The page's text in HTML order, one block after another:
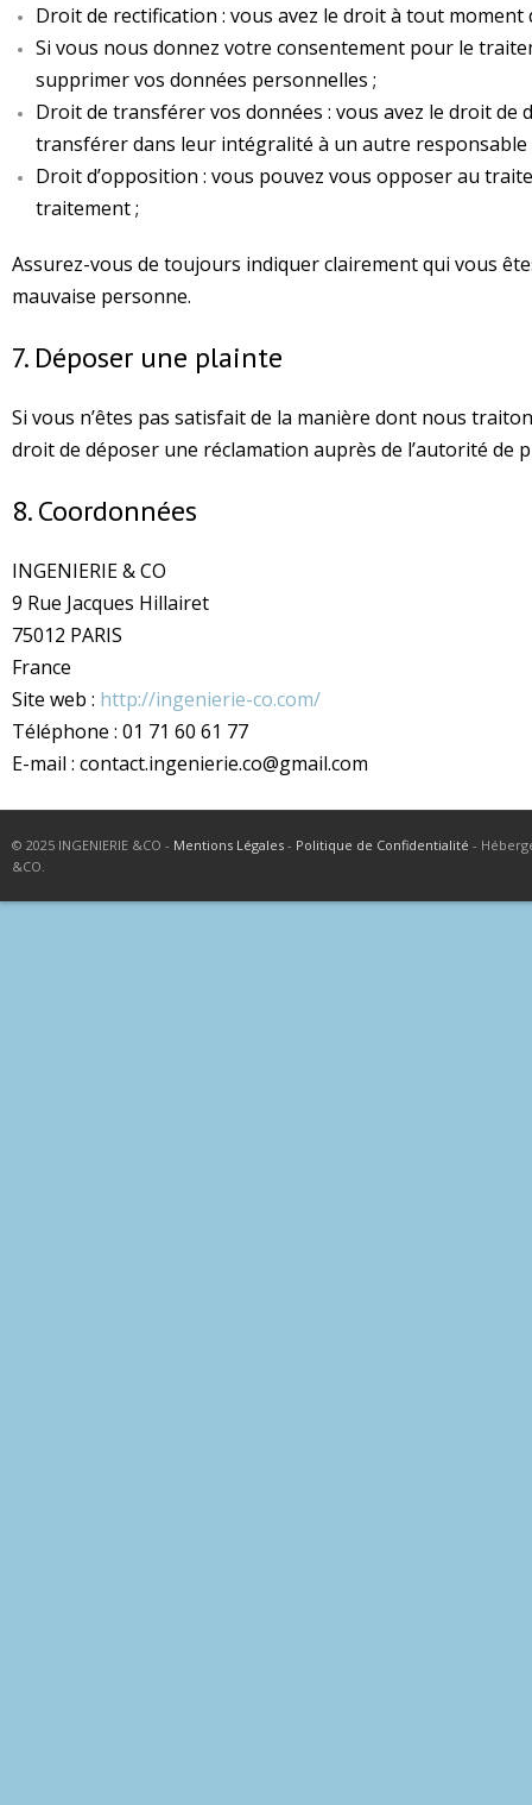
Droit de rectification : vous avez le droit à tout
Si vous nous donnez votre consentement pour le
supprimer vos données personnelles ;
Droit de transférer vos données : vous avez le droit
transférer dans leur intégralité à un autre
Droit d’opposition : vous pouvez vous opposer au
traitement ;
Assurez-vous de toujours indiquer clairement qui vous
mauvaise personne.
7. Déposer une plainte
Si vous n’êtes pas satisfait de la manière dont nous
droit de déposer une réclamation auprès de l’autorité de
8. Coordonnées
INGENIERIE & CO
9 Rue Jacques Hillairet
75012 PARIS
France
Site web : http://ingenierie-co.com/
Téléphone : 01 71 60 61 77
E-mail : contact.ingenierie.co@gmail.com
© 2025 INGENIERIE &CO - Mentions Légales - Politique de Confidentialité -
&CO.